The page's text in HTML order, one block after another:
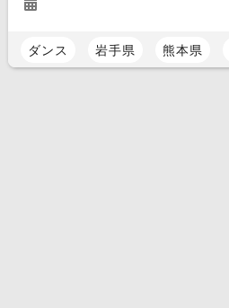
ダンス 岩手県 熊本県